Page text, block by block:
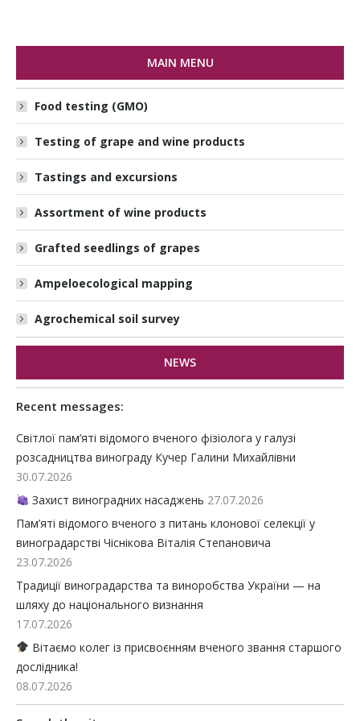
MAIN MENU
Food testing (GMO)
Testing of grape and wine products
Tastings and excursions
Assortment of wine products
Grafted seedlings of grapes
Ampeloecological mapping
Agrochemical soil survey
NEWS
Recent messages:
Світлої пам’яті відомого вченого фізіолога у галузі
розсадництва винограду Кучер Галини Михайлівни
30.07.2026
Захист виноградних насаджень 27.07.2026
Пам’яті відомого вченого з питань клонової селекції у
виноградарстві Чіснікова Віталія Степановича
23.07.2026
Традиції виноградарства та виноробства України — на
шляху до національного визнання
17.07.2026
Вітаємо колег із присвоєнням вченого звання старшого
дослідника!
08.07.2026